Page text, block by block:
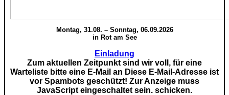
Montag, 31.08. – Sonntag, 06.09.2026
in Rot am See
Einladung
Zum aktuellen Zeitpunkt sind wir voll, für eine
Warteliste bitte eine E-Mail an Diese E-Mail-Adresse ist
vor Spambots geschützt! Zur Anzeige muss
JavaScript eingeschaltet sein. schicken.